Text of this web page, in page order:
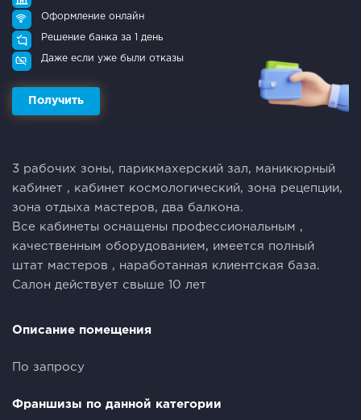
Оформление онлайн
Решение банка за 1 день
Даже если уже были отказы
Получить
3 рабочих зоны, парикмахерский зал, маникюрный
кабинет , кабинет космологический, зона рецепции,
зона отдыха мастеров, два балкона.
Все кабинеты оснащены профессиональным ,
качественным оборудованием, имеется полный
штат мастеров , наработанная клиентская база.
Салон действует свыше 10 лет
Описание помещения
По запросу
Франшизы по данной категории